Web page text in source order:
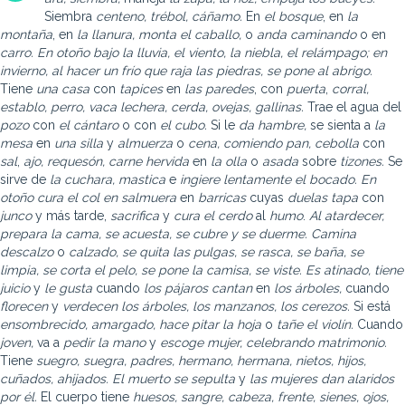
Siembra centeno, trébol, cáñamo. En el bosque, en la
montaña , en la llanura, monta el caballo, o anda caminando o en
carro. En otoño bajo la lluvia, el viento, la niebla, el relámpago; en
invierno, al hacer un frío que raja las piedras, se pone al abrigo.
Tiene una casa con tapicesen las paredes, con puerta corral,
establo, perro, vaca lechera, cerda, ovejas, gallinas. Trae el agua del
pozocon el cántaroo con el cubo. Si le da hambre, se sienta a la
mesa en una silla y almuerza o cena, comiendo pan, cebolla con
sal, ajo, requesón, carne hervida en la olla o asada sobre tizones. Se
sirve de la cuchara, mastica e ingiere lentamente el bocado. En
otoño cura el col en salmuera en barricas cuyas duelas tapa con
juncoy más tarde, sacrifica y cura el cerdoal humo. Al atardecer,
prepara la cama, se acuesta, se cubre y se duerme. Camina
descalzoo calzado, se quita las pulgas, se rasca, se baña, se
limpia, se corta el pelo, se pone la camisa, se viste. Es atinado, tiene
juicioy le gusta cuando los pájaros cantanen los árboles, cuando
floreceny verdecen los árboles, los manzanos, los cerezos. Si está
ensombrecido, amargado, hace pitar la hoja o tañe el violín. Cuando
joven, va a pedir la manoy escoge mujer, celebrando matrimonio.
Tiene suegro, suegra, padres, hermano, hermana, nietos, hijos,
cuñados, ahijados. El muerto se sepulta y las mujeres dan alaridos
por él. El cuerpo tiene huesos, sangre, cabeza, frente, sienes, ojos,